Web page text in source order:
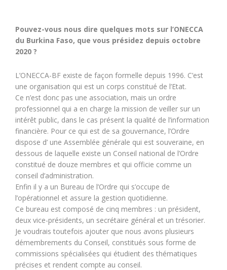
Pouvez-vous nous dire quelques mots sur l’ONECCA
du Burkina Faso, que vous présidez depuis octobre
2020 ?
L’ONECCA-BF existe de façon formelle depuis 1996. C’est
une organisation qui est un corps constitué de l’Etat.
Ce n’est donc pas une association, mais un ordre
professionnel qui a en charge la mission de veiller sur un
intérêt public, dans le cas présent la qualité de l’information
financière. Pour ce qui est de sa gouvernance, l’Ordre
dispose d’ une Assemblée générale qui est souveraine, en
dessous de laquelle existe un Conseil national de l’Ordre
constitué de douze membres et qui officie comme un
conseil d’administration.
Enfin il y a un Bureau de l’Ordre qui s’occupe de
l’opérationnel et assure la gestion quotidienne.
Ce bureau est composé de cinq membres : un président,
deux vice-présidents, un secrétaire général et un trésorier.
Je voudrais toutefois ajouter que nous avons plusieurs
démembrements du Conseil, constitués sous forme de
commissions spécialisées qui étudient des thématiques
précises et rendent compte au conseil.